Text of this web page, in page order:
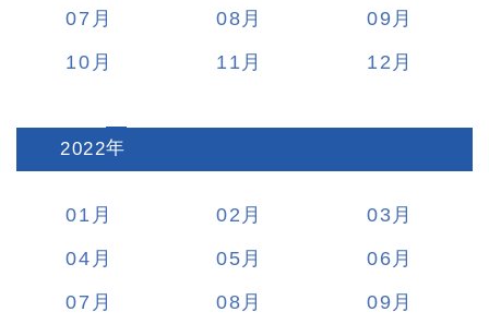
07
08
09
10
11 12
2022:
01 02
03
04
05
06
07
08
09